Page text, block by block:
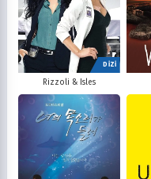
DİZİ
Rizzoli & Isles